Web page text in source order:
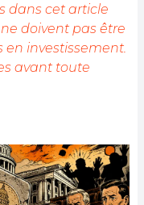
dans cet article
doivent pas être
investissement.
avant toute